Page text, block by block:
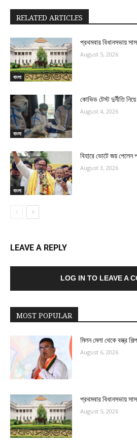
RELATED ARTICLES
বাংলা
প্রথমবার বিধানসভায়
August 5, 2026
বাংলা
কোভিড টেস্ট দুর্নীতি
August 4, 2026
বাংলা
বিহারে ভোটে জয়
August 3, 2026
LEAVE A REPLY
LOG IN TO LEAVE A
MOST POPULAR
মিলন মেলা থেকে বস্ত্র
August 6, 2026
প্রথমবার বিধানসভায়
August 5, 2026